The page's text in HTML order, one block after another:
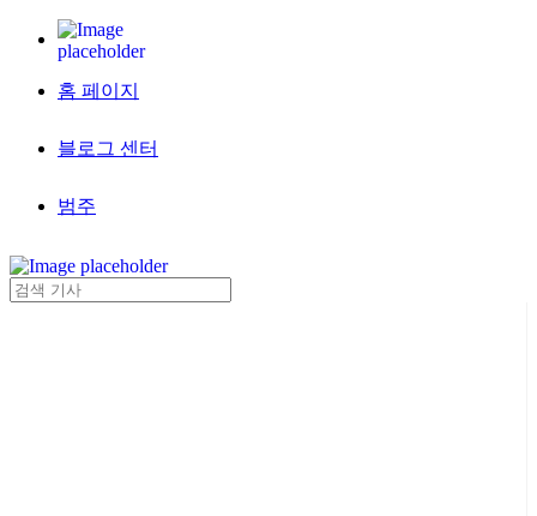
홈 페이지
블로그 센터
범주